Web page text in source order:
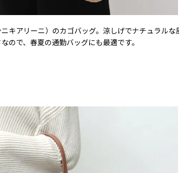
キアリーニ）のカゴバッグ。涼しげでナチュラル
ので、春夏の通勤バッグにも最適です。